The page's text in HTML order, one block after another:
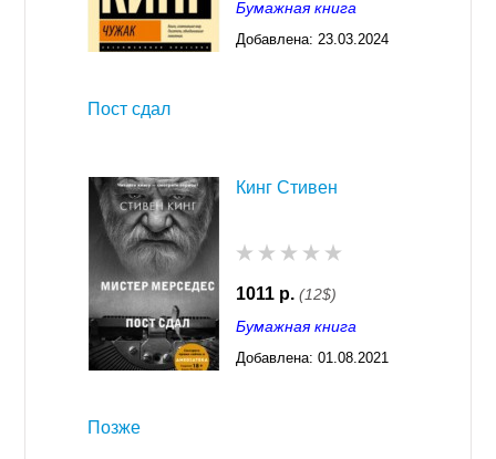
Бумажная книга
Добавлена: 23.03.2024
Пост сдал
Кинг Стивен
1011 р. (12$)
Бумажная книга
Добавлена: 01.08.2021
Позже